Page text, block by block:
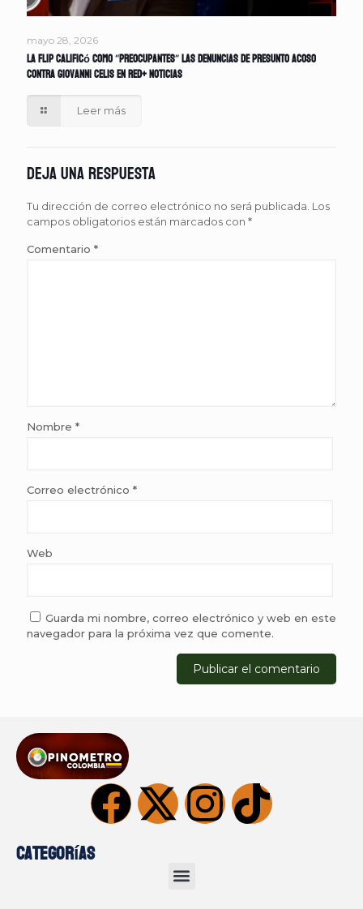
mayo 28, 2026
La FLIP calificó como “preocupantes” las denuncias de presunto acoso
contra Giovanni Celis en Red+ Noticias
Leer más
Deja una respuesta
Tu dirección de correo electrónico no será publicada. Los
campos obligatorios están marcados con *
Comentario *
Nombre *
Correo electrónico *
Web
Guarda mi nombre, correo electrónico y web en este
navegador para la próxima vez que comente.
Categorías